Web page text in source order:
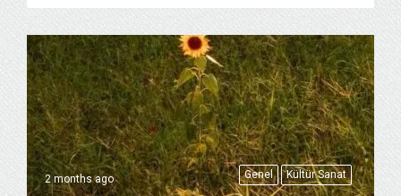
Genel Kültür Sanat
2 months ago